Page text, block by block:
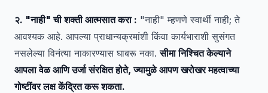
२. "नाही" ची शक्ती आत्मसात करा : "नाही" म्हणणे स्वार्थी नाही; ते
आवश्यक आहे. आपल्या प्राधान्यक्रमांशी किंवा कार्यभाराशी सुसंगत
नसलेल्या विनंत्या नाकारण्यास घाबरू नका.सीमा निश्चित केल्याने
आपला वेळ आणि उर्जा संरक्षित होते, ज्यामुळे आपण खरोखर महत्वाच्या
गोष्टींवर लक्ष केंद्रित करू शकता.